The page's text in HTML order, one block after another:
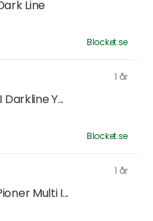
Line
Blocket.se
1 år
Y...
Blocket.se
1 år
Multi I...